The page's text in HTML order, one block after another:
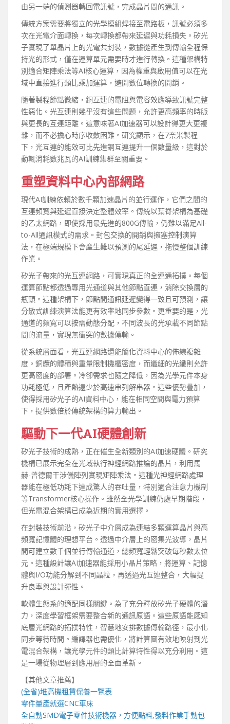
由另一端的偵測器轉回電訊號，完成晶片間的通訊。
傳統方案需要將獨立的光學模組焊接至電路板，訊號必須多
次在光電介面轉換，每次轉換都帶來延遲與功耗損失。矽光
子實現了單晶片上的光電共封裝，數據從產生到傳輸全程保
持光的形式，僅在運算單元需要時才進行轉換。這種架構特
別適合矩陣乘法等AI核心運算，因為權重與啟用值可以在光
域中直接進行類比乘加運算，避開數位轉換的開銷。
隨著製程節點微縮，銅互連的電阻與電容效應導致訊號完整
性惡化。光互連則幾乎沒有這些問題，允許更高頻率的時脈
與更長的互連距離。這意味著AI加速器可以設計得更大更複
雜，而不必擔心時序收斂困難。研究顯示，在7奈米製程
下，光互連的能效可比先進銅互連提升一個數量級，這對於
動輒消耗數兆瓦的AI訓練集群至關重要。
重塑資料中心內部網路
現代AI訓練依賴於數千顆加速晶片的並行運作，它們之間的
互連頻寬與延遲直接決定整體效率。傳統以葉脊架構為基礎
的乙太網路，即使採用最先進的800G傳輸，仍難以滿足All-
to-All通訊模式的需求。封包交換的開銷與擁塞控制演算
法，在極端規模下會產生難以預測的尾延遲，拖慢整個訓練
作業。
矽光子帶來的光互連網路，可實現真正的全連通拓撲。每個
運算節點都透過專用光通道與其他節點直連，消除交換層的
瓶頸。這種架構下，節點間通訊延遲變得一致且可預測，讓
分散式訓練演算法能更有效率地同步參數。更重要的是，光
通道的頻寬可以按需動態分配，不同波長的光承載不同節點
間的流量，實現無衝突的數據傳輸。
從系統層面看，光互連網路還能簡化資料中心的佈線複雜
度。銅纜的體積與重量限制機櫃密度，而纖細的光纖則允許
更高密度的部署。冷卻需求也隨之降低，因為光學元件本身
功耗極低，且產熱遠少於高速串列解串器。這些優勢疊加，
使得採用矽光子的AI資料中心，能在相同空間與電力預算
下，提供數倍於傳統架構的算力輸出。
驅動下一代AI硬體創新
矽光子技術的成熟，正在催生全新類別的AI加速硬體。研究
機構已展示完全在光域執行神經網路推論的晶片，利用馬
赫-曾德爾干涉儀陣列實現矩陣乘法。這種光神經網路處理
器能在極低功耗下達成驚人的吞吐量，特別適合注意力機制
等Transformer核心操作。雖然全光學訓練仍處早期階段，
但光電混合架構已成為近期的實用選擇。
在封裝技術前沿，矽光子中介層成為連結多顆運算晶片與高
頻寬記憶體的理想平台。透過中介層上的密集光波導，晶片
間可建立數千個並行傳輸通道，總頻寬輕鬆突破每秒數太位
元。這種設計讓AI加速器能採用小晶片策略，將運算、記憶
體與I/O功能分解到不同晶粒，再透過光互連整合，大幅提
升良率與設計彈性。
軟體生態系的適配同樣關鍵。為了充分釋放矽光子硬體的潛
力，深度學習框架需要整合新的通訊原語。這些原語能感知
底層光網路的拓撲特性，智慧地安排數據傳輸路徑，最小化
同步等待時間。編譯器也需優化，將計算圖有效地映射到光
電混合架構，讓光學元件的類比計算特性得以充分利用。這
是一場從物理層到應用層的全面革新。
【其他文章推薦】
(全省)堆高機租賃保養一覽表
零件量產就選CNC車床
全自動SMD電子零件技術機器 ，方便點料,發料作業手動包